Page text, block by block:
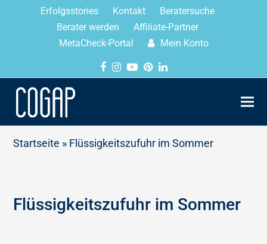
Erfolgsstories Kontakt
Beratersuche
Berater werden
Affiliate-Partner
MetaCheck-Portal
Mein Konto
Startseite » Flüssigkeitszufuhr im Sommer
Flüssigkeitszufuhr im Sommer